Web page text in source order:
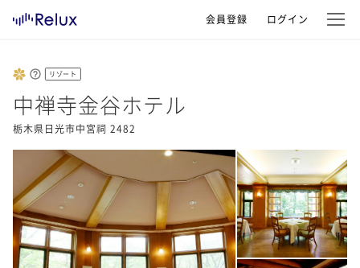
会員登録 ログイン
リゾート
中禅寺金谷ホテル
栃木県日光市中宮祠 2482